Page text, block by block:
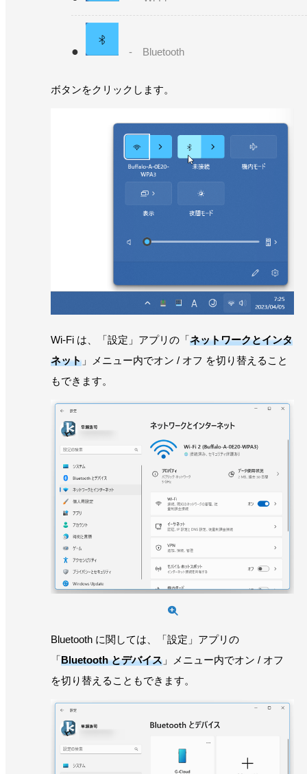
- Bluetooth
ボタンをクリックします。
Wi-Fi は、「設定」アプリの「ネットワークとインタ
ネット 」メニュー内でオン / オフ を切り替えること
もできます。
Bluetooth に関しては、「設定」アプリの
「Bluetooth とデバイス 」メニュー内でオン / オフ
を切り替えることもできます。